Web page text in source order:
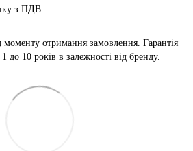
з ПДВ
моменту отримання замовлення. Гарантія
до 10 років в залежності від бренду.